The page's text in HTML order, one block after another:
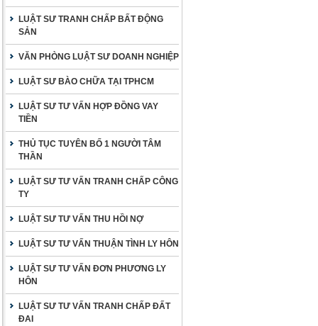
LUẬT SƯ TRANH CHẤP BẤT ĐỘNG
SẢN
VĂN PHÒNG LUẬT SƯ DOANH NGHIỆP
LUẬT SƯ BÀO CHỮA TẠI TPHCM
LUẬT SƯ TƯ VẤN HỢP ĐỒNG VAY
TIỀN
THỦ TỤC TUYÊN BỐ 1 NGƯỜI TÂM
THẦN
LUẬT SƯ TƯ VẤN TRANH CHẤP CÔNG
TY
LUẬT SƯ TƯ VẤN THU HỒI NỢ
LUẬT SƯ TƯ VẤN THUẬN TÌNH LY HÔN
LUẬT SƯ TƯ VẤN ĐƠN PHƯƠNG LY
HÔN
LUẬT SƯ TƯ VẤN TRANH CHẤP ĐẤT
ĐAI